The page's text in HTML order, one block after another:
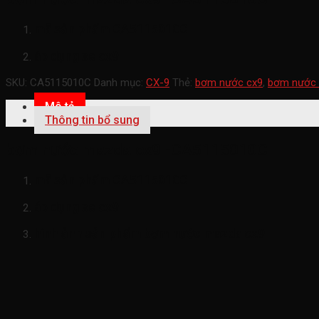
SKU: CA5115010C Danh mục: CX-9 Thẻ: bơm nước cx9, bơm nước
Mô tả
Thông tin bổ sung